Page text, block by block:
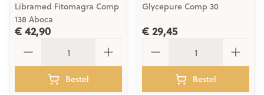
Libramed Fitomagra Comp
138 Aboca
€ 42,90
Bestel
Glycepure Comp 30
€ 29,45
Bestel